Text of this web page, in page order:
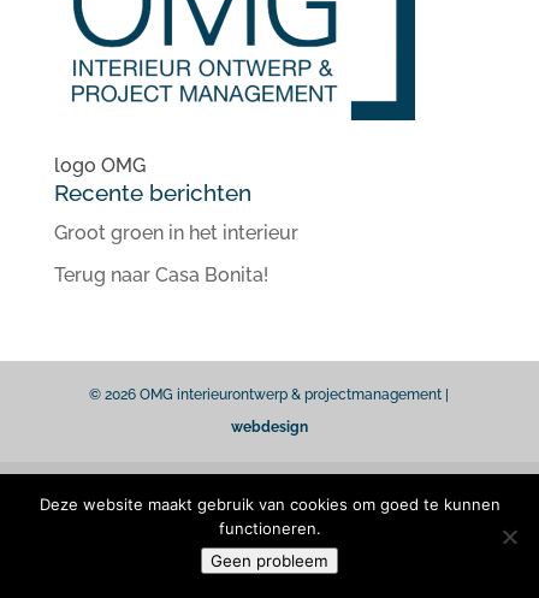
logo OMG
Recente berichten
Groot groen in het interieur
Terug naar Casa Bonita!
© 2026 OMG interieurontwerp & projectmanagement |
webdesign
Deze website maakt gebruik van cookies om goed te kunnen
functioneren.
Geen probleem